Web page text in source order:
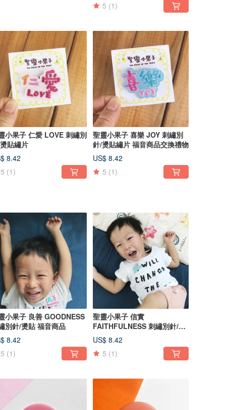
5 (1)
小果子 仁愛 LOVE 刺繡別
貼繡片
8.42
5 (1)
聖靈小果子 喜樂 JOY 刺繡別
針/燙貼繡片 福音商品交換禮物
US$ 8.42
5 (1)
小果子 良善 GOODNESS
別針/燙貼 福音商品
8.42
5 (1)
聖靈小果子 信實
FAITHFULNESS 刺繡別針/燙
貼
US$ 8.42
5 (1)